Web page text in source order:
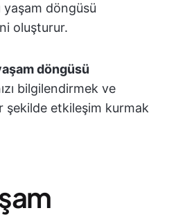
yaşam döngüsü
oluşturur.
döngüsü
bilgilendirmek ve
şekilde etkileşim kurmak